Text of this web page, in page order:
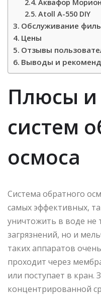
Аквафор Морион
Atoll A-550 DIY
Обслуживание
Цены
Отзывы
Выводы и
Плюсы
систем
осмоса
Система обратного
самых эффективных,
уничтожить в воде не
загрязнений, но и
таких аппаратов
проходит через
или поступает в кран.
концентрированной